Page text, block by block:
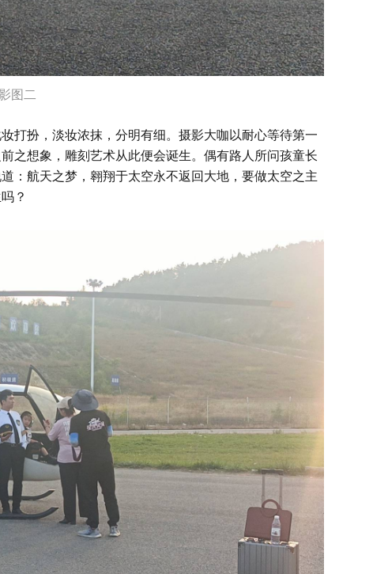
图二
打扮，淡妆浓抹，分明有细。摄影大咖以耐心等待第一
之想象，雕刻艺术从此便会诞生。偶有路人所问孩童长
：航天之梦，翱翔于太空永不返回大地，要做太空之主
？